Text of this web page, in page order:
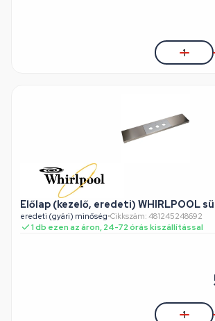
Előlap (kezelő, eredeti) WHIRLPOOL
eredeti (gyári) minőség•Cikkszám: 481245248692
1 db ezen az áron, 24-72 órás kiszállítással